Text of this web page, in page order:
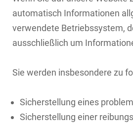
automatisch Informationen
verwendete Betriebssystem,
ausschließlich um
Sie werden insbesondere zu
Sicherstellung eines
Sicherstellung einer